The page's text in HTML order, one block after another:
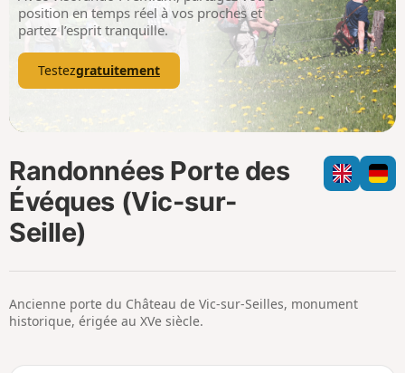
p
position en temps réel à vos proches et
partez l’esprit tranquille.
Testezgratuitement
Randonnées Porte des
Évéques (Vic-sur-
Seille)
Ancienne porte du Château de Vic-sur-Seilles, monument
historique, érigée au XVe siècle.